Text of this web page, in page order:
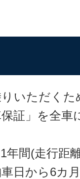
いただくた
証」を全
年間(走行距
日から6カ